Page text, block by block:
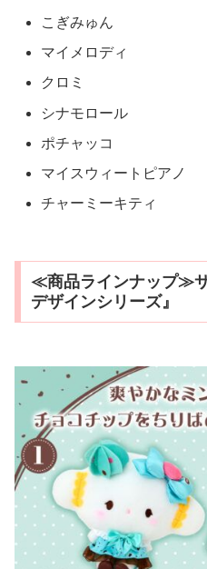
こぎみゅん
マイメロディ
クロミ
シナモロール
ポチャッコ
マイスウィートピアノ
チャーミーキティ
≪商品ラインナップ≫
デザインシリーズ』